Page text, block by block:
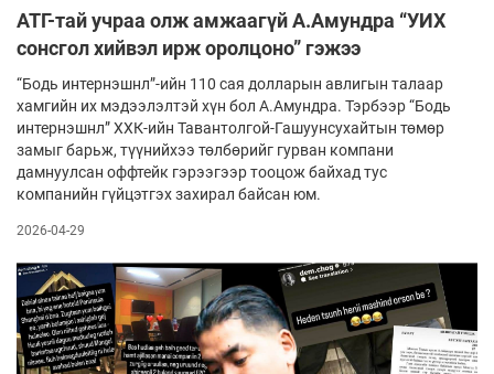
АТГ-тай учраа олж амжаагүй А.Амундра “УИХ
сонсгол хийвэл ирж оролцоно” гэжээ
“Бодь интернэшнл”-ийн 110 сая долларын авлигын талаар
хамгийн их мэдээлэлтэй хүн бол А.Амундра. Тэрбээр “Бодь
интернэшнл” ХХК-ийн Тавантолгой-Гашуунсухайтын төмөр
замыг барьж, түүнийхээ төлбөрийг гурван компани
дамнуулсан оффтейк гэрээгээр тооцож байхад тус
компанийн гүйцэтгэх захирал байсан юм.
2026-04-29